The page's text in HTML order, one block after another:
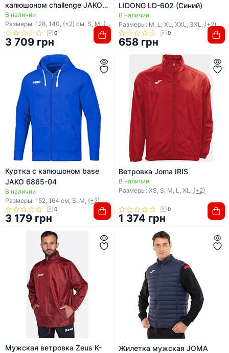
капюшоном challenge JAKO
9821-502
В наличии
Размеры: 128, 140, (+2) см, S, M, (+1)
0
3 709 грн
LIDONG LD-602 (Синий)
В наличии
Размеры: M, L, XL, XXL, 3XL, (+2)
0
658 грн
Куртка с капюшоном base
JAKO 6865-04
В наличии
Размеры: 152, 164 см, S, M, (+2)
0
3 179 грн
Ветровка Joma IRIS
В наличии
Размеры: XS, S, M, L, XL, (+2)
0
1 374 грн
Мужская ветровка Zeus K-
Жилетка мужская JOMA